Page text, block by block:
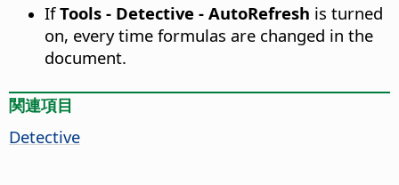
IfTools - Detective - AutoRefresh is turned
on, every time formulas are changed in the
document.
関連項目
Detective